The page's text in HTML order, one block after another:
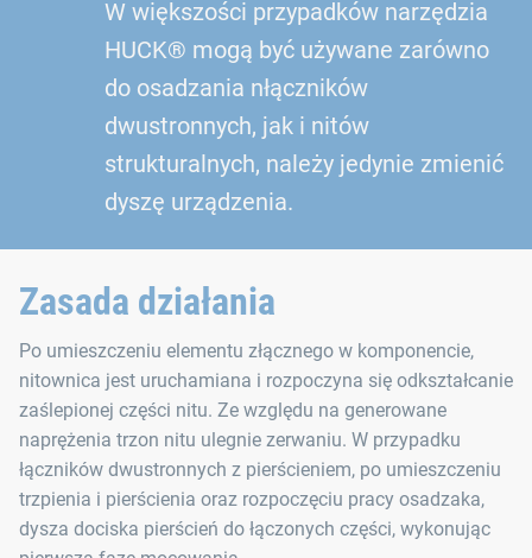
W większości przypadków narzędzia
HUCK® mogą być używane zarówno
do osadzania nłączników
dwustronnych, jak i nitów
strukturalnych, należy jedynie zmienić
dyszę urządzenia.
Zasada działania
Po umieszczeniu elementu złącznego w komponencie,
nitownica jest uruchamiana i rozpoczyna się odkształcanie
zaślepionej części nitu. Ze względu na generowane
naprężenia trzon nitu ulegnie zerwaniu. W przypadku
łączników dwustronnych z pierścieniem, po umieszczeniu
trzpienia i pierścienia oraz rozpoczęciu pracy osadzaka,
dysza dociska pierścień do łączonych części, wykonując